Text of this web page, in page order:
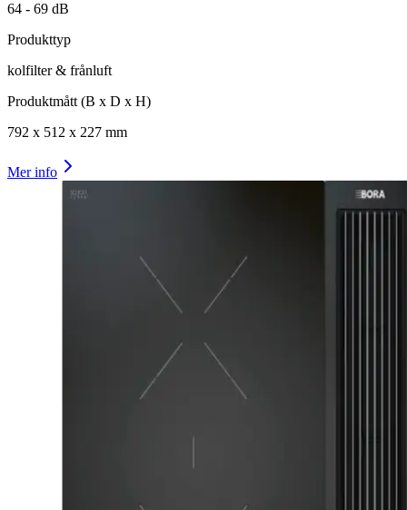
64 - 69 dB
Produkttyp
kolfilter & frånluft
Produktmått (B x D x H)
792 x 512 x 227 mm
Mer info